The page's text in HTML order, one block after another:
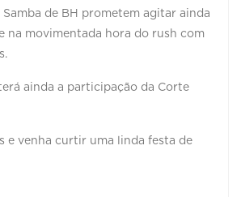
Samba de BH prometem agitar ainda
na movimentada hora do rush com
ainda a participação da Corte
e venha curtir uma linda festa de